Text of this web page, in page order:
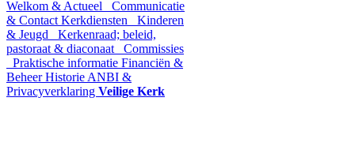
Welkom & Actueel
Communicatie
& Contact Kerkdiensten
Kinderen
& Jeugd
Kerkenraad; beleid,
pastoraat & diaconaat
Commissies
Praktische informatie Financiën &
BeheerHistorie ANBI &
Privacyverklaring Veilige Kerk